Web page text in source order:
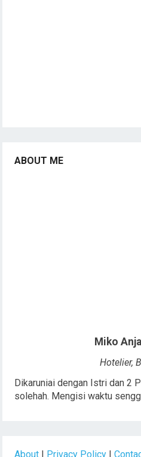
ABOUT ME
Miko
Hotelier,
Dikaruniai dengan Istri dan 2
solehah. Mengisi waktu
About Privacy Policy |